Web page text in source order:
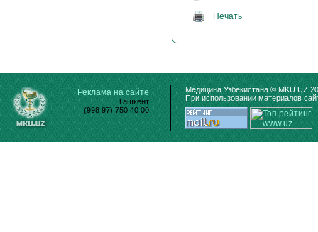
Печать
Реклама на сайте
Ташкент
(998 97) 750 40 00
Медицина Узбекистана © MKU.UZ
При использовании материалов